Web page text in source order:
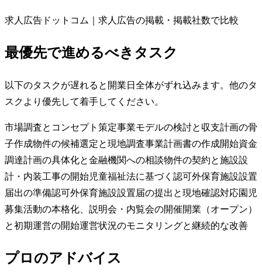
求人広告ドットコム｜求人広告の掲載・掲載社数で比較
最優先で進めるべきタスク
以下のタスクが遅れると開業日全体がずれ込みます。他のタ
スクより優先して着手してください。
市場調査とコンセプト策定事業モデルの検討と収支計画の骨
子作成物件の候補選定と現地調査事業計画書の作成開始資金
調達計画の具体化と金融機関への相談物件の契約と施設設
計・内装工事の開始児童福祉法に基づく認可外保育施設設置
届出の準備認可外保育施設設置届の提出と現地確認対応園児
募集活動の本格化、説明会・内覧会の開催開業（オープン）
と初期運営の開始運営状況のモニタリングと継続的な改善
プロのアドバイス